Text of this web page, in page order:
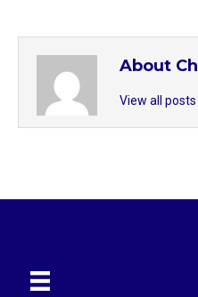
About
View all